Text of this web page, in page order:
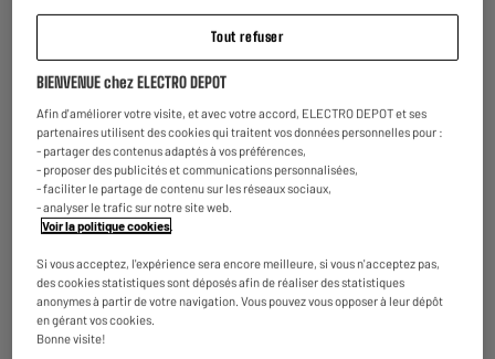
mise en marche de l’appareil.
Garantie :
Reprise de votre ancien appareil
C'estgratuit !
Tout refuser
BIENVENUE chez ELECTRO DEPOT
Afin d'améliorer votre visite, et avec votre accord, ELECTRO DEPOT et ses
partenaires utilisent des cookies qui traitent vos données personnelles pour :
- partager des contenus adaptés à vos préférences,
- proposer des publicités et communications personnalisées,
- faciliter le partage de contenu sur les réseaux sociaux,
- analyser le trafic sur notre site web.
Voir la politique cookies.
Si vous acceptez, l'expérience sera encore meilleure, si vous n'acceptez pas,
des cookies statistiques sont déposés afin de réaliser des statistiques
anonymes à partir de votre navigation. Vous pouvez vous opposer à leur dépôt
en gérant vos cookies.
Bonne visite!